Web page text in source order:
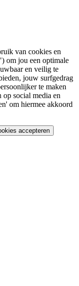
van cookies en
om jou een optimale
en veilig te
jouw surfgedrag
te maken
op social media en
om hiermee akkoord
accepteren